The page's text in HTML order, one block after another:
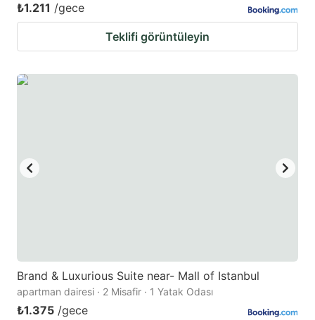
₺1.211 /gece
Teklifi görüntüleyin
Brand & Luxurious Suite near- Mall of Istanbul
apartman dairesi · 2 Misafir · 1 Yatak Odası
₺1.375 /gece